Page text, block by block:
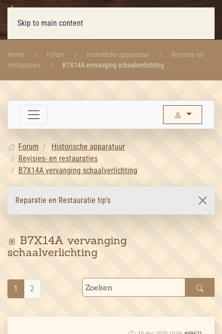
Skip to main content
Home Forum Historische apparatuur
Revisies- en
restauraties
B7X14A vervanging schaalverlichting
Forum
Historische apparatuur
Revisies- en restauraties
B7X14A vervanging schaalverlichting
Reparatie en Restauratie tip's
B7X14A vervanging
schaalverlichting
1 2